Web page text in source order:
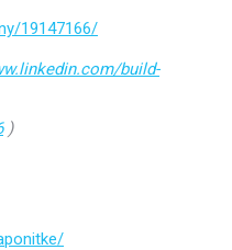
19147166/
build-
)